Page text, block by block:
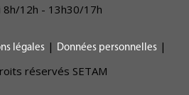
8h/12h - 13h30/17h
légales | Données personnelles |
réservés SETAM